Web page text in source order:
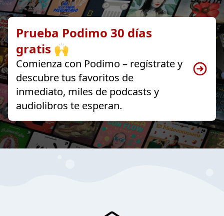
Prueba Podimo 30 días
gratis 🙌
Comienza con Podimo – regístrate y
descubre tus favoritos de
inmediato, miles de podcasts y
audiolibros te esperan.